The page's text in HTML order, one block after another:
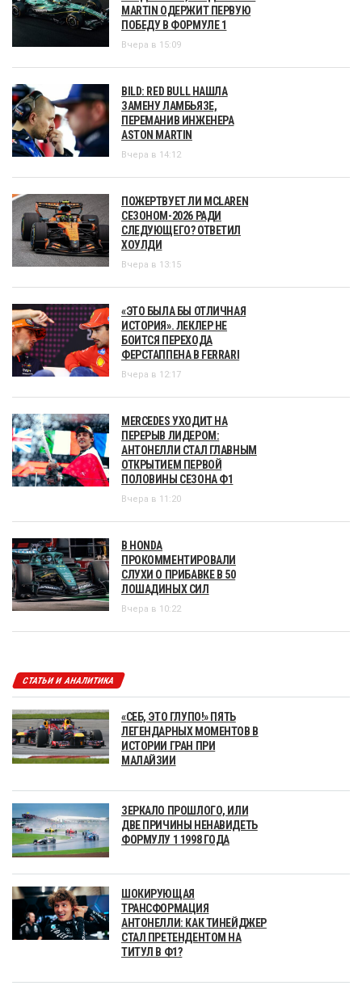
MARTIN ОДЕРЖИТ ПЕРВУЮ
ПОБЕДУ В ФОРМУЛЕ 1
Вчера в 15:09
BILD: RED BULL НАШЛА
ЗАМЕНУ ЛАМБЬЯЗЕ,
ПЕРЕМАНИВ ИНЖЕНЕРА
ASTON MARTIN
Вчера в 14:12
ПОЖЕРТВУЕТ ЛИ MCLAREN
СЕЗОНОМ-2026 РАДИ
СЛЕДУЮЩЕГО? ОТВЕТИЛ
ХОУЛДИ
Вчера в 13:15
«ЭТО БЫЛА БЫ ОТЛИЧНАЯ
ИСТОРИЯ». ЛЕКЛЕР НЕ
БОИТСЯ ПЕРЕХОДА
ФЕРСТАППЕНА В FERRARI
Вчера в 12:17
MERCEDES УХОДИТ НА
ПЕРЕРЫВ ЛИДЕРОМ:
АНТОНЕЛЛИ СТАЛ ГЛАВНЫМ
ОТКРЫТИЕМ ПЕРВОЙ
ПОЛОВИНЫ СЕЗОНА Ф1
Вчера в 11:20
В HONDA
ПРОКОММЕНТИРОВАЛИ
СЛУХИ О ПРИБАВКЕ В 50
ЛОШАДИНЫХ СИЛ
Вчера в 10:22
СТАТЬИ И АНАЛИТИКА
«СЕБ, ЭТО ГЛУПО!» ПЯТЬ
ЛЕГЕНДАРНЫХ МОМЕНТОВ В
ИСТОРИИ ГРАН ПРИ
МАЛАЙЗИИ
ЗЕРКАЛО ПРОШЛОГО, ИЛИ
ДВЕ ПРИЧИНЫ НЕНАВИДЕТЬ
ФОРМУЛУ 1 1998 ГОДА
ШОКИРУЮЩАЯ
ТРАНСФОРМАЦИЯ
АНТОНЕЛЛИ: КАК ТИНЕЙДЖЕР
СТАЛ ПРЕТЕНДЕНТОМ НА
ТИТУЛ В Ф1?